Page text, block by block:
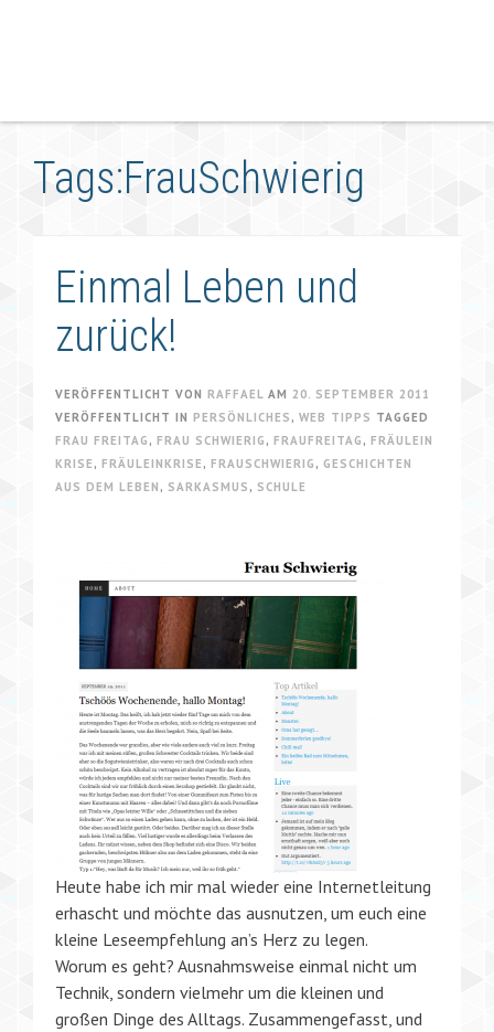
Tags:FrauSchwierig
Einmal Leben und
zurück!
VERÖFFENTLICHT VON RAFFAEL AM 20. SEPTEMBER 2011
VERÖFFENTLICHT IN PERSÖNLICHES , WEB TIPPS TAGGED
FRAU FREITAG , FRAU SCHWIERIG , FRAUFREITAG , FRÄULEIN
KRISE , FRÄULEINKRISE , FRAUSCHWIERIG , GESCHICHTEN
AUS DEM LEBEN , SARKASMUS , SCHULE
Heute habe ich mir mal wieder eine Internetleitung
erhascht und möchte das ausnutzen, um euch eine
kleine Leseempfehlung an’s Herz zu legen.
Worum es geht? Ausnahmsweise einmal nicht um
Technik, sondern vielmehr um die kleinen und
großen Dinge des Alltags. Zusammengefasst, und